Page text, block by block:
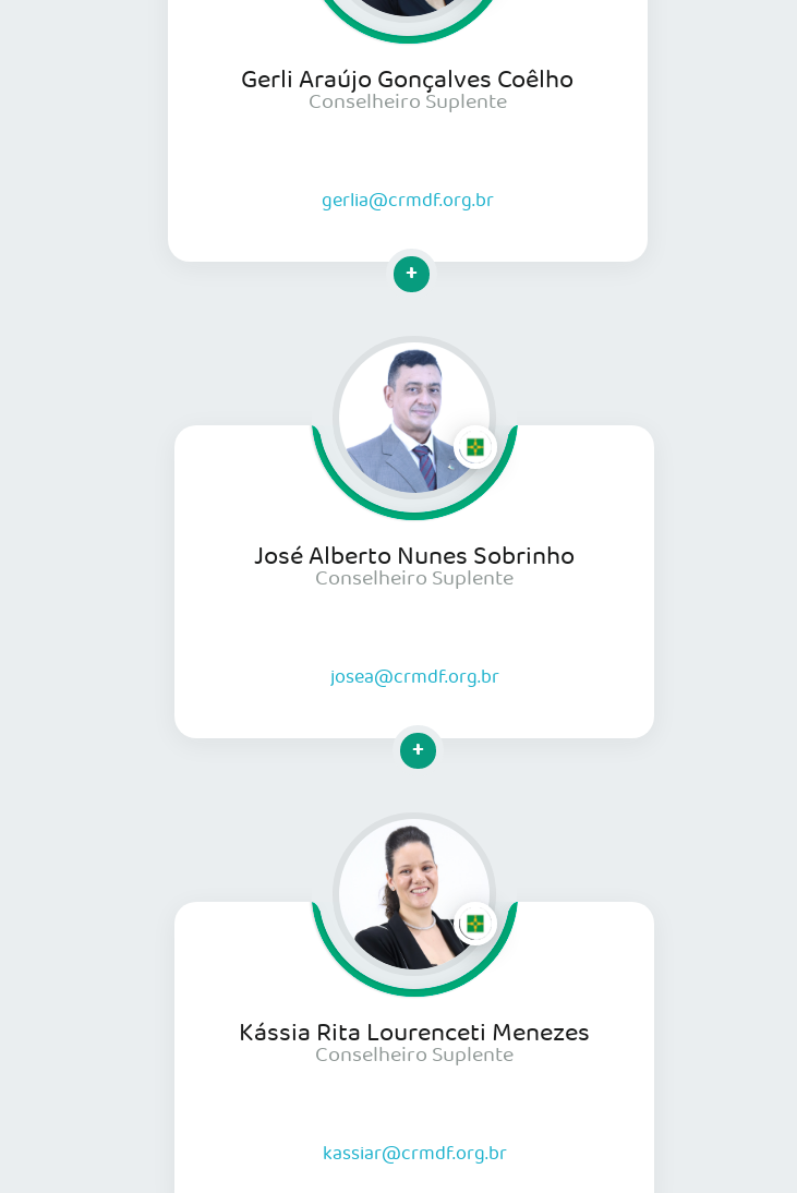
Gerli Araújo Gonçalves Coêlho
Conselheiro Suplente
gerlia@crmdf.org.br
Clique para mais informações
José Alberto Nunes Sobrinho
Conselheiro Suplente
josea@crmdf.org.br
Clique para mais informações
Kássia Rita Lourenceti Menezes
Conselheiro Suplente
kassiar@crmdf.org.br